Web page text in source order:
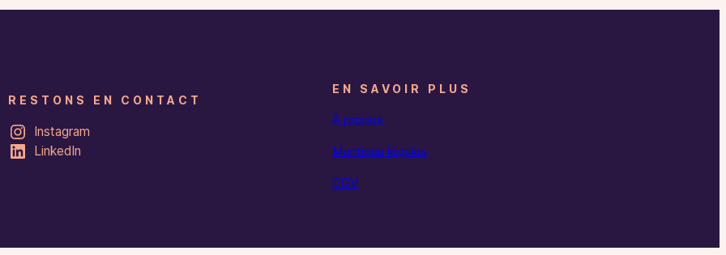
RESTONS EN CONTACT
Instagram
LinkedIn
EN SAVOIR PLUS
À propos
Mentions légales
CGV